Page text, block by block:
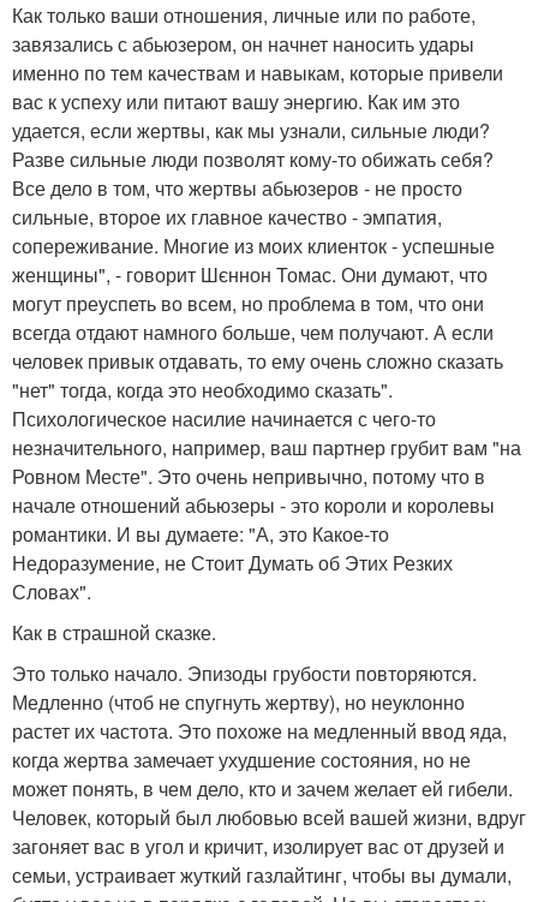
Как только ваши отношения, личные или по работе,
завязались с абьюзером, он начнет наносить удары
именно по тем качествам и навыкам, которые привели
вас к успеху или питают вашу энергию. Как им это
удается, если жертвы, как мы узнали, сильные люди?
Разве сильные люди позволят кому-то обижать себя?
Все дело в том, что жертвы абьюзеров - не просто
сильные, второе их главное качество - эмпатия,
сопереживание. Многие из моих клиенток - успешные
женщины", - говорит Шєннон Томас. Они думают, что
могут преуспеть во всем, но проблема в том, что они
всегда отдают намного больше, чем получают. А если
человек привык отдавать, то ему очень сложно сказать
"нет" тогда, когда это необходимо сказать".
Психологическое насилие начинается с чего-то
незначительного, например, ваш партнер грубит вам "на
Ровном Месте". Это очень непривычно, потому что в
начале отношений абьюзеры - это короли и королевы
романтики. И вы думаете: "А, это Какое-то
Недоразумение, не Стоит Думать об Этих Резких
Словах".
Как в страшной сказке.
Это только начало. Эпизоды грубости повторяются.
Медленно (чтоб не спугнуть жертву), но неуклонно
растет их частота. Это похоже на медленный ввод яда,
когда жертва замечает ухудшение состояния, но не
может понять, в чем дело, кто и зачем желает ей гибели.
Человек, который был любовью всей вашей жизни, вдруг
загоняет вас в угол и кричит, изолирует вас от друзей и
семьи, устраивает жуткий газлайтинг, чтобы вы думали,